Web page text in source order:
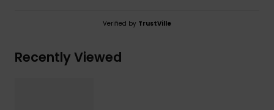
Verified by TrustVille
Recently Viewed